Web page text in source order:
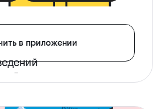
в приложении